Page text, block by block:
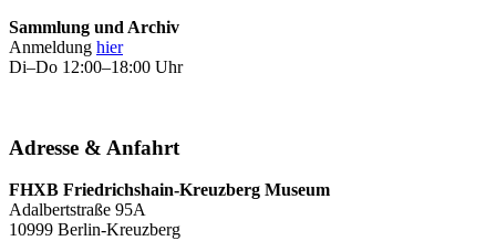
Sammlung und Archiv
Anmeldung hier
Di–Do 12:00–18:00 Uhr
Adresse & Anfahrt
FHXB Friedrichshain-Kreuzberg Museum
Adalbertstraße 95A
10999 Berlin-Kreuzberg